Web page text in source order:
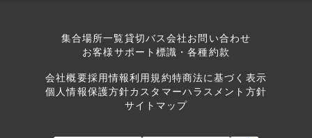
集合場所一覧貸切バス会社お問い合わせ
お客様サポート 標識・各種約款
会社概要採用情報利用規約特商法に基づく表示
個人情報保護方針カスタマーハラスメント方針
サイトマップ